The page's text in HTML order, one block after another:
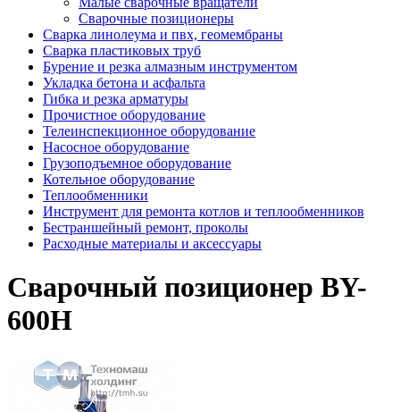
Сварочные позиционеры
Сварка линолеума и пвх, геомембраны
Сварка пластиковых труб
Бурение и резка алмазным инструментом
Укладка бетона и асфальта
Гибка и резка арматуры
Прочистное оборудование
Телеинспекционное оборудование
Насосное оборудование
Грузоподъемное оборудование
Котельное оборудование
Теплообменники
Инструмент для ремонта котлов и теплообменников
Бестраншейный ремонт, проколы
Расходные материалы и аксессуары
Сварочный позиционер BY-
600H